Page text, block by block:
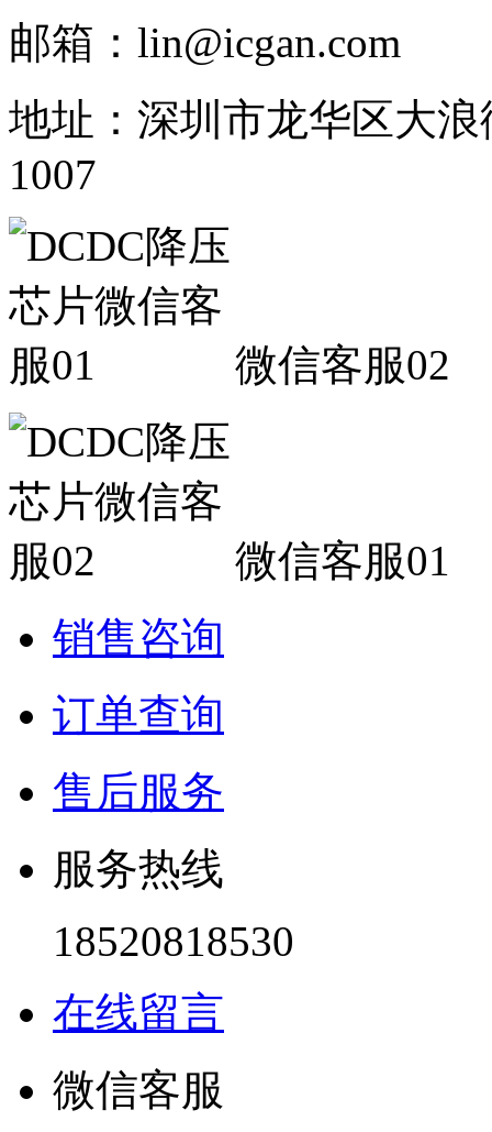
邮箱：lin@icgan.com
地址：深圳市龙华区大
1007
微信客服02
微信客服01
销售咨询
订单查询
售后服务
服务热线
18520818530
在线留言
微信客服